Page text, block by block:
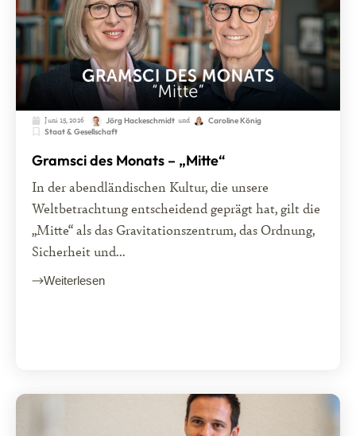
Juni 15, 2026 Jörg Hackeschmidt und
Caroline König
Staat & Gesellschaft
Gramsci des Monats – „Mitte“
In der abendländischen Kultur, die unsere
Weltbetrachtung entscheidend geprägt hat, gilt die
„Mitte“ als das Gravitationszentrum, das Ordnung,
Sicherheit und...
Weiterlesen